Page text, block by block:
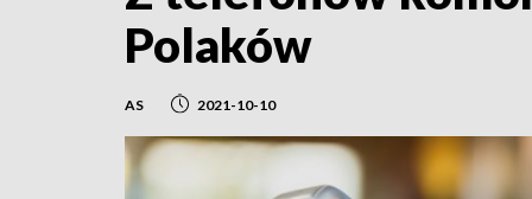
Polaków
AS 2021-10-10